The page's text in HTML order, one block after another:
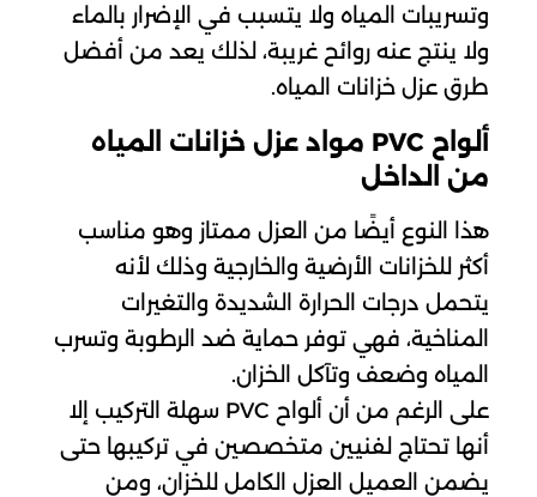
وتسريبات المياه ولا يتسبب في الإضرار بالماء
ولا ينتج عنه روائح غريبة، لذلك يعد من أفضل
طرق عزل خزانات المياه.
ألواح PVC مواد عزل خزانات المياه
من الداخل
هذا النوع أيضًا من العزل ممتاز وهو مناسب
أكثر للخزانات الأرضية والخارجية وذلك لأنه
يتحمل درجات الحرارة الشديدة والتغيرات
المناخية، فهي توفر حماية ضد الرطوبة وتسرب
المياه وضعف وتآكل الخزان.
على الرغم من أن ألواح PVC سهلة التركيب إلا
أنها تحتاج لفنيين متخصصين في تركيبها حتى
يضمن العميل العزل الكامل للخزان، ومن